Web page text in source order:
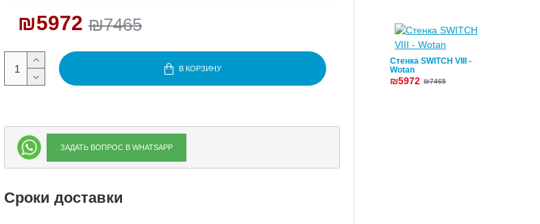
₪7465
₪5972
В КОРЗИНУ
ЗАДАТЬ ВОПРОС В WHATSAPP
Сроки доставки
Стенка SWITCH VIII -
Wotan
₪5972 ₪7465